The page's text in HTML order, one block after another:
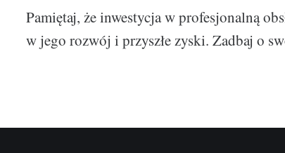
Pamiętaj, że inwestycja w profesjonalną
w jego rozwój i przyszłe zyski. Zadbaj o